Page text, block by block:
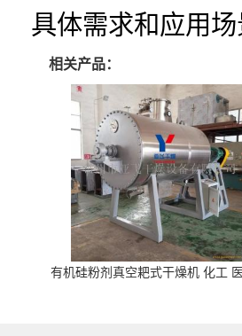
具体需求和应用
相关产品：
有机硅粉剂真空耙式干燥机 化工